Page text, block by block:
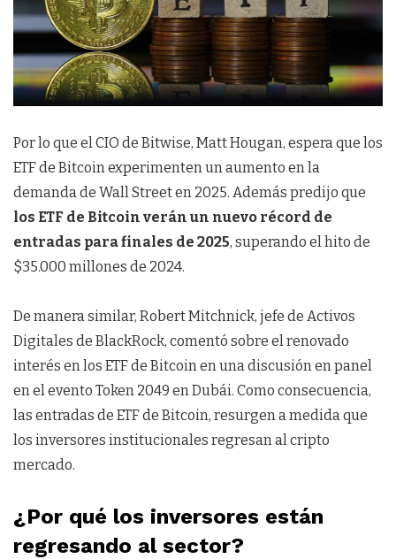
Por lo que el CIO de Bitwise, Matt Hougan, espera que los
ETF de Bitcoin experimenten un aumento en la
demanda de Wall Street en 2025. Además predijo que
los ETF de Bitcoin verán un nuevo récord de
entradas para finales de 2025, superando el hito de
$35.000 millones de 2024.
De manera similar, Robert Mitchnick, jefe de Activos
Digitales de BlackRock, comentó sobre el renovado
interés en los ETF de Bitcoin en una discusión en panel
en el evento Token 2049 en Dubái. Como consecuencia,
las entradas de ETF de Bitcoin, resurgen a medida que
los inversores institucionales regresan al cripto
mercado.
¿Por qué los inversores están
regresando al sector?